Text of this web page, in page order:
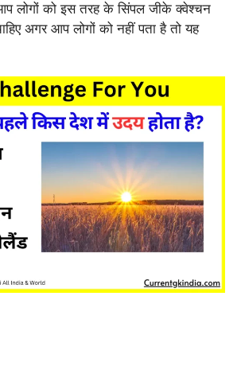
लोगों को इस तरह के सिंपल जीके क्वेश्चन
अगर आप लोगों को नहीं पता है तो यह